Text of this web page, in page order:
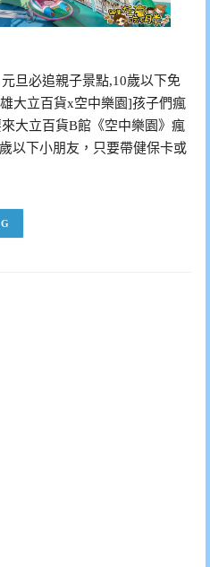
旦必追親子景點,10歲以下免
大立百貨x空中樂園]孩子們瘋
大立百貨B館《空中樂園》瘋
以下小朋友，只要帶健保卡或